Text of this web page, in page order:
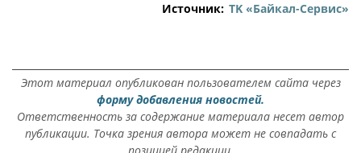
Источник: ТK «Байкал-Сервис»
Этот материал опубликован пользователем сайта через
форму добавления новостей.
Ответственность за содержание материала несет автор
публикации. Точка зрения автора может не совпадать с